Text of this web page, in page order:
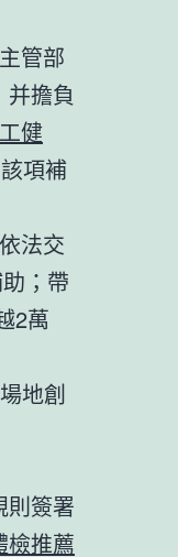
管部
擔負
健
項補
法交
；帶
2萬
地創
則簽署
檢推薦